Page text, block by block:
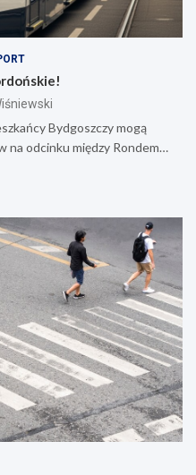
Bydgoszczy mogą
na odcinku między Rondem…